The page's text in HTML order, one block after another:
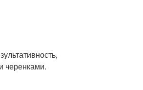
черенками.